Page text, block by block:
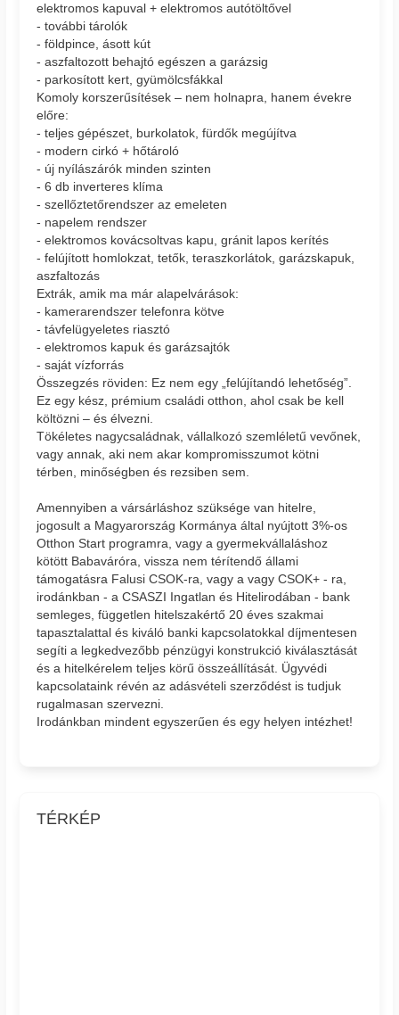
elektromos kapuval + elektromos autótöltővel
- további tárolók
- földpince, ásott kút
- aszfaltozott behajtó egészen a garázsig
- parkosított kert, gyümölcsfákkal
Komoly korszerűsítések – nem holnapra, hanem évekre
előre:
- teljes gépészet, burkolatok, fürdők megújítva
- modern cirkó + hőtároló
- új nyílászárók minden szinten
- 6 db inverteres klíma
- szellőztetőrendszer az emeleten
- napelem rendszer
- elektromos kovácsoltvas kapu, gránit lapos kerítés
- felújított homlokzat, tetők, teraszkorlátok, garázskapuk,
aszfaltozás
Extrák, amik ma már alapelvárások:
- kamerarendszer telefonra kötve
- távfelügyeletes riasztó
- elektromos kapuk és garázsajtók
- saját vízforrás
Összegzés röviden: Ez nem egy „felújítandó lehetőség”.
Ez egy kész, prémium családi otthon, ahol csak be kell
költözni – és élvezni.
Tökéletes nagycsaládnak, vállalkozó szemléletű vevőnek,
vagy annak, aki nem akar kompromisszumot kötni
térben, minőségben és rezsiben sem.
Amennyiben a vársárláshoz szüksége van hitelre,
jogosult a Magyarország Kormánya által nyújtott 3%-os
Otthon Start programra, vagy a gyermekvállaláshoz
kötött Babaváróra, vissza nem térítendő állami
támogatásra Falusi CSOK-ra, vagy a vagy CSOK+ - ra,
irodánkban - a CSASZI Ingatlan és Hitelirodában - bank
semleges, független hitelszakértő 20 éves szakmai
tapasztalattal és kiváló banki kapcsolatokkal díjmentesen
segíti a legkedvezőbb pénzügyi konstrukció kiválasztását
és a hitelkérelem teljes körű összeállítását. Ügyvédi
kapcsolataink révén az adásvételi szerződést is tudjuk
rugalmasan szervezni.
Irodánkban mindent egyszerűen és egy helyen intézhet!
TÉRKÉP